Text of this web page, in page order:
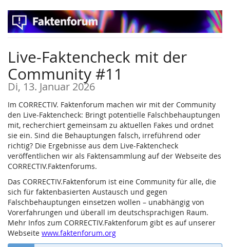
Zum
Haupt-
Inhalt
Live-Faktencheck mit der
Community #11
Di, 13. Januar 2026
Im CORRECTIV. Faktenforum machen wir mit der Community
den Live-Faktencheck: Bringt potentielle Falschbehauptungen
mit, recherchiert gemeinsam zu aktuellen Fakes und ordnet
sie ein. Sind die Behauptungen falsch, irreführend oder
richtig? Die Ergebnisse aus dem Live-Faktencheck
veröffentlichen wir als Faktensammlung auf der Webseite des
CORRECTIV.Faktenforums.
Das CORRECTIV.Faktenforum ist eine Community für alle, die
sich für faktenbasierten Austausch und gegen
Falschbehauptungen einsetzen wollen – unabhängig von
Vorerfahrungen und überall im deutschsprachigen Raum.
Mehr Infos zum CORRECTIV.Faktenforum gibt es auf unserer
Webseite www.faktenforum.org